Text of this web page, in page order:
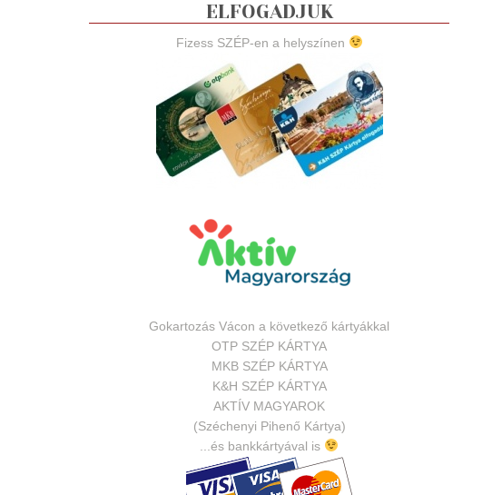
ELFOGADJUK
Fizess SZÉP-en a helyszínen
Gokartozás Vácon a következő kártyákkal
OTP SZÉP KÁRTYA
MKB SZÉP KÁRTYA
K&H SZÉP KÁRTYA
AKTÍV MAGYAROK
(Széchenyi Pihenő Kártya)
...és bankkártyával is